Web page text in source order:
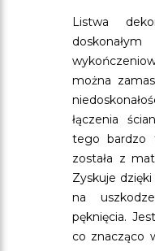
Listwa
można
łączenia
tego bardzo
została z
Zyskuje
na
pęknięcia.
co znacząco